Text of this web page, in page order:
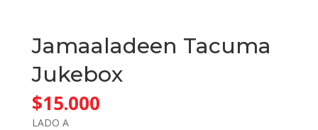
Jamaaladeen Tacuma
Jukebox
$15.000
LADO A